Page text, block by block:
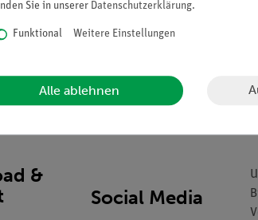
Anatomisches Institut der Universität
&
Social Media
Sie in unserer Daten­schutz­erklärung.
Funktional Weitere Einstellungen
Alle ablehnen